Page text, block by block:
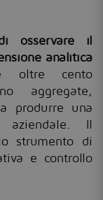
osservare il
analitica
oltre cento
aggregate,
produrre una
aziendale. Il
strumento di
e controllo